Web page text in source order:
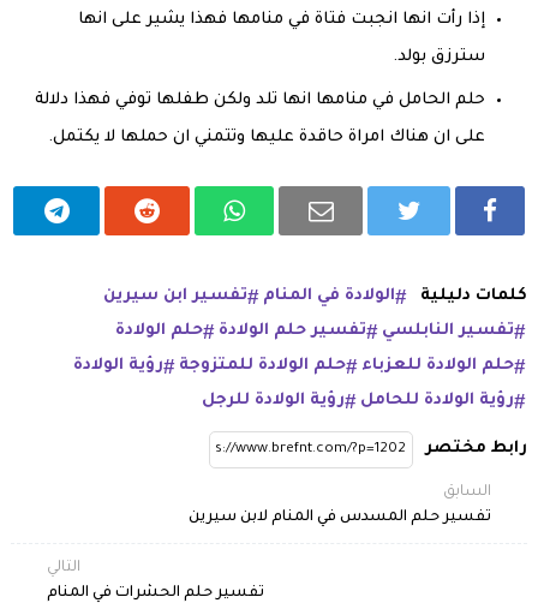
إذا رأت انها انجبت فتاة في منامها فهذا يشير على انها
سترزق بولد.
حلم الحامل في منامها انها تلد ولكن طفلها توفي فهذا دلالة
على ان هناك امراة حاقدة عليها وتتمني ان حملها لا يكتمل.
كلمات دليلية الولادة في المنام
تفسير ابن سيرين
تفسير النابلسي
تفسير حلم الولادة
حلم الولادة
حلم الولادة للعزباء
حلم الولادة للمتزوجة
رؤية الولادة
رؤية الولادة للحامل
رؤية الولادة للرجل
رابط مختصر
السابق
تفسير حلم المسدس في المنام لابن سيرين
التالي
تفسير حلم الحشرات في المنام